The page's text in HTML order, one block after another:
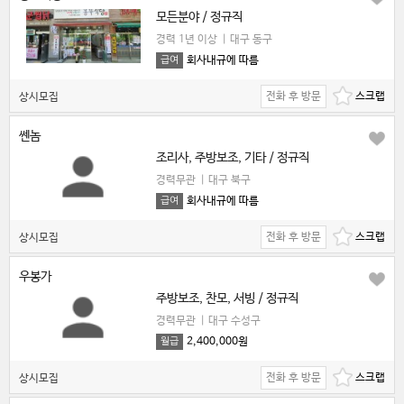
모든분야 / 정규직
경력 1년 이상 대구 동구
급여 회사내규에 따름
상시모집 전화 후 방문
쎈놈
조리사, 주방보조, 기타 / 정규직
경력무관 대구 북구
급여 회사내규에 따름
상시모집 전화 후 방문
우봉가
주방보조, 찬모, 서빙 / 정규직
경력무관 대구 수성구
월급 2,400,000원
상시모집 전화 후 방문